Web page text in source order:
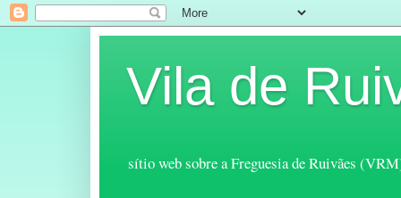
Vila de
sítio web sobre a Freguesia de Ruivães